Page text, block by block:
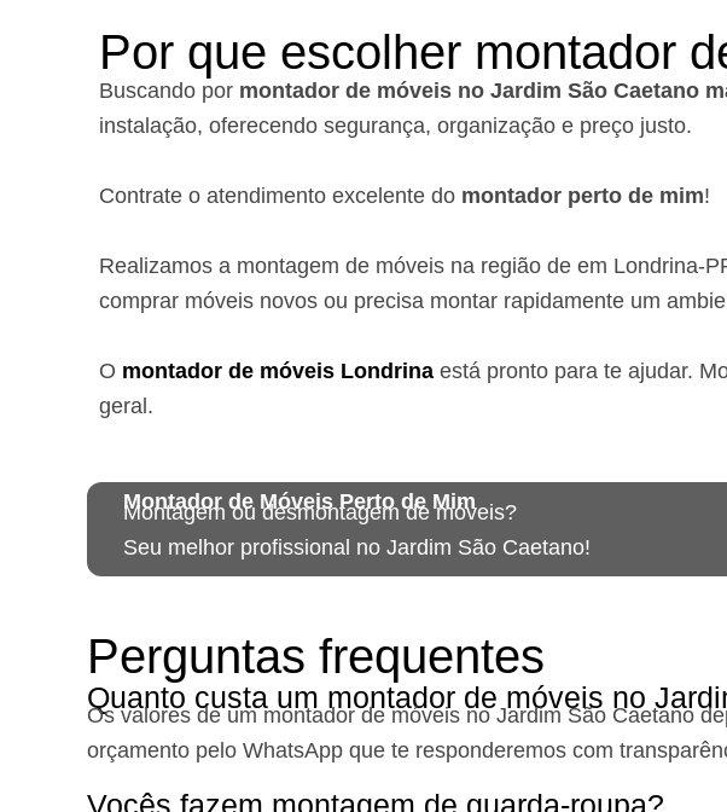
Por que escolher montador
Buscando por montador de móveis no Jardim São Caetano
instalação, oferecendo segurança, organização e preço justo.
Contrate o atendimento excelente do montador perto de mim!
Realizamos a montagem de móveis na região de em Londrina-
comprar móveis novos ou precisa montar rapidamente um
O montador de móveis Londrina está pronto para te ajudar.
geral.
Montador de Móveis Perto de Mim
Montagem ou desmontagem de móveis?
Seu melhor profissional no Jardim São Caetano!
Perguntas frequentes
Quanto custa um montador de móveis no
Os valores de um montador de móveis no Jardim São Caetano
orçamento pelo WhatsApp que te responderemos com
Vocês fazem montagem de guarda-roupa?